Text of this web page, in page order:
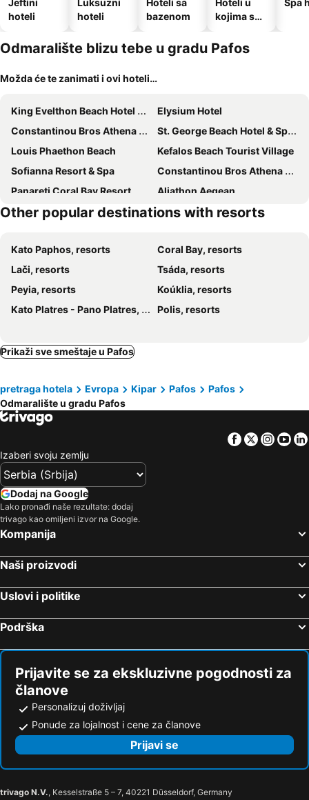
Jeftini
hoteli
Luksuzni
hoteli
Hoteli sa
bazenom
Hoteli u
kojima su
kućni
ljubimci
Spa
Odmaralište blizu tebe u gradu Pafos
Možda će te zanimati i ovi hoteli…
King Evelthon Beach Hotel & Resort
Elysium Hotel
Constantinou Bros Athena Royal Beach Hotel
St. George Beach Hotel & Spa Resort
Louis Phaethon Beach
Kefalos Beach Tourist Village
Sofianna Resort & Spa
Constantinou Bros Athena Beach Hotel
Panareti Coral Bay Resort
Aliathon Aegean
Constantinou Bros Asimina Suites Hotel
Minthis Resort
Coral Beach & Resort
Other popular destinations with resorts
Kato Paphos, resorts
Coral Bay, resorts
Lači, resorts
Tsáda, resorts
Peyia, resorts
Koúklia, resorts
Κato Platres - Pano Platres, resorts
Polis, resorts
Prikaži sve smeštaje u Pafos
pretraga hotela Evropa Kipar Pafos
Pafos
Odmaralište u gradu Pafos
Facebook
Twitter
Izaberi svoju zemlju
Dodaj na Google
Lako pronađi naše rezultate: dodaj
trivago kao omiljeni izvor na Google.
Kompanija
Naši proizvodi
Uslovi i politike
Podrška
Prijavite se za ekskluzivne pogodnosti za
članove
Personalizuj doživljaj
Ponude za lojalnost i cene za članove
Prijavi se
trivago N.V., Kesselstraße 5 – 7, 40221 Düsseldorf, Germany